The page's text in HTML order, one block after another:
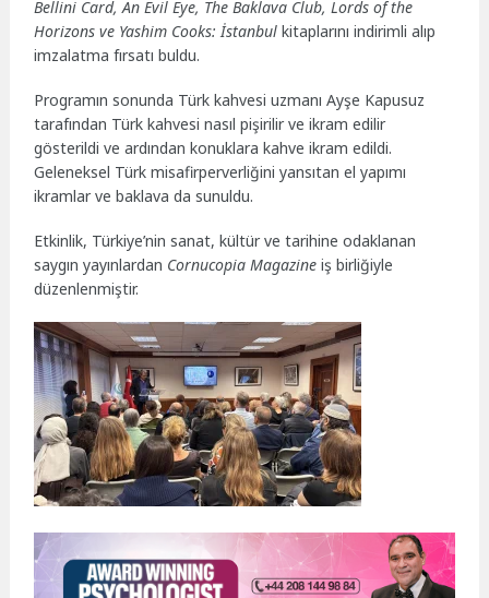
Bellini Card, An Evil Eye, The Baklava Club, Lords of the
Horizons ve Yashim Cooks: İstanbul kitaplarını indirimli alıp
imzalatma fırsatı buldu.
Programın sonunda Türk kahvesi uzmanı Ayşe Kapusuz
tarafından Türk kahvesi nasıl pişirilir ve ikram edilir
gösterildi ve ardından konuklara kahve ikram edildi.
Geleneksel Türk misafirperverliğini yansıtan el yapımı
ikramlar ve baklava da sunuldu.
Etkinlik, Türkiye’nin sanat, kültür ve tarihine odaklanan
saygın yayınlardan Cornucopia Magazine iş birliğiyle
düzenlenmiştir.